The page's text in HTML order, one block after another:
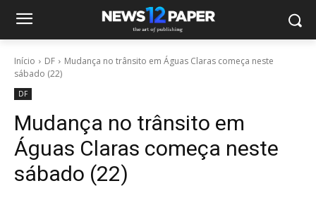
Início DF
Mudança no trânsito em Águas Claras começa neste
sábado (22)
DF
Mudança no trânsito em
Águas Claras começa neste
sábado (22)